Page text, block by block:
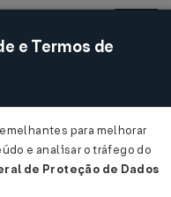
Acessar
e Termos de
para melhorar
e analisar o tráfego do
de Proteção de Dados